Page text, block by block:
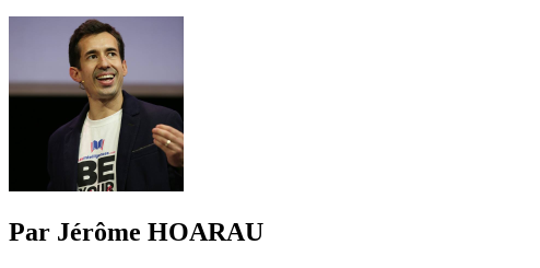
Par Jérôme HOARAU